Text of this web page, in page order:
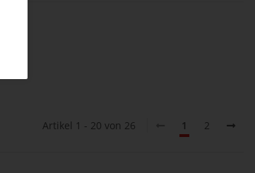
Artikel 1 - 20 von 26 1 2